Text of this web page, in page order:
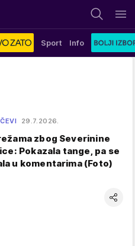
Sport Info
29.7.2026.
zbog Severinine
Pokazala tange, pa se
u komentarima (Foto)